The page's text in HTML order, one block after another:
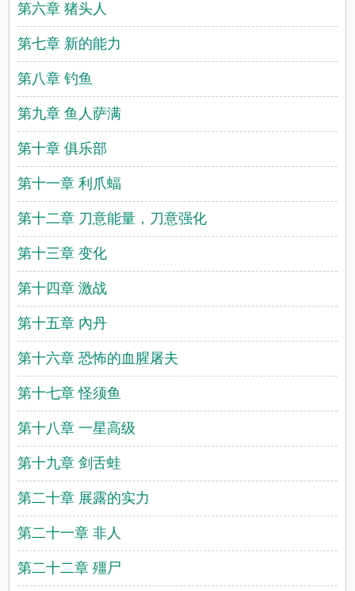
第六章 猪头人
第七章 新的能力
第八章 钓鱼
第九章 鱼人萨满
第十章 俱乐部
第十一章 利爪蝠
第十二章 刀意能量，刀意强化
第十三章 变化
第十四章 激战
第十五章 內丹
第十六章 恐怖的血腥屠夫
第十七章 怪须鱼
第十八章 一星高级
第十九章 剑舌蛙
第二十章 展露的实力
第二十一章 非人
第二十二章 殭尸